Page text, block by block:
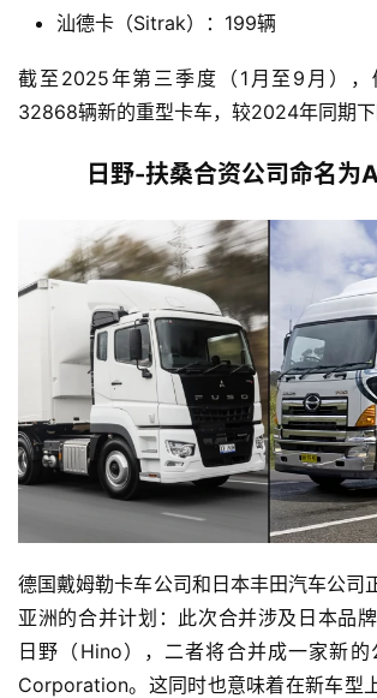
汕德卡（Sitrak）：199辆
截至2025年第三季度（1月至9月），
32868辆新的重型卡车，较2024年同期下
日野-扶桑合资公司命名为
德国戴姆勒卡车公司和日本丰田汽车公司
亚洲的合并计划：此次合并涉及日本品
日野（Hino），二者将合并成一家新
Corporation。这同时也意味着在新车型